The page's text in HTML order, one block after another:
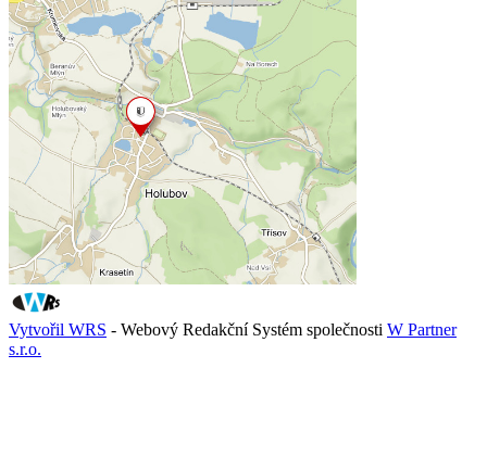
Vytvořil WRS - Webový Redakční Systém společnosti W Partner
s.r.o.